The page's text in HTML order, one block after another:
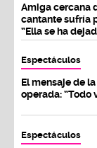
Amiga cercana
cantante sufría
“Ella se ha
Espectáculos
El mensaje de
operada: “Todo
Espectáculos